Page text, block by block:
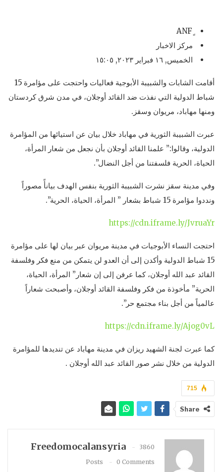
مركز الاخبار
الخميس, ١٦ فبراير ٢٠٢٣, ١٥:٠٥
أقامت الشابات والشبيبة الأبوجية فعاليات واحتجت على مؤامرة 15
شباط الدولية التي نفذت ضد القائد أوجلان، في مدن شرق كردستان
ومنها مهاباد، مريوان وسقز.
عبرت الشبيبة الثورية في مهاباد خلال بيان عن استيائها من المؤامرة
الدولية، وقالوا:” علمنا القائد أوجلان بأن نجعل من شعار المرأة،
الحياة، الحرية فلسفتنا من أجل النضال”.
وفي مدينة سقز نشرت الشبيبة الثورية بنفس الهدف بيانأً مصوراً
ونددوا مؤامرة 15 شباط بشعار ” المرأة، الحياة، الحرية”.
https://cdn.iframe.ly/JvruaYr
احتجت النساء الأبوجيات في مدينة مريوان عبر بيان لها على مؤامرة
15 شباط الدولية وأكدن إلى أن العدو لن يتمكن من منع فكر وفلسفة
القائد عبد الله أوجلان، كما عرفن إلى إن شعار” المرأة، الحياة،
الحرية” مأخوذة من فكر وفلسفة القائد أوجلان، وأصبحت شعاراً
عالمياً من أجل بناء مجتمع حر”.
https://cdn.iframe.ly/Ajog0vL
كما عبرت لجنة الشهيد ريزان في مدينة مهاباد عن تنديدها للمؤامرة
الدولية من خلال نشر صور القائد عبد الله أوجلان .
715
Share
Freedomocalansyria
3860
Posts
0 Comments